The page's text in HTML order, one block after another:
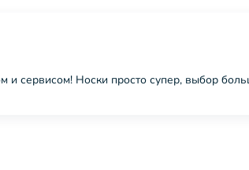
и сервисом! Носки просто супер, выбор